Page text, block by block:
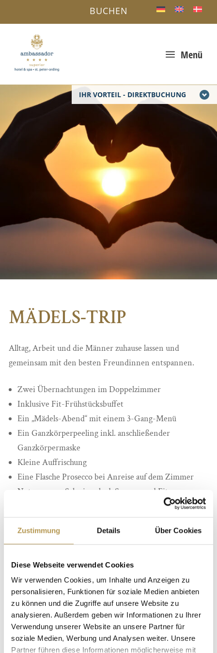
Zustimmung Details Über Cookies
Diese Webseite verwendet Cookies
Wir verwenden Cookies, um Inhalte und Anzeigen zu
personalisieren, Funktionen für soziale Medien anbieten
zu können und die Zugriffe auf unsere Website zu
analysieren. Außerdem geben wir Informationen zu Ihrer
Verwendung unserer Website an unsere Partner für
soziale Medien, Werbung und Analysen weiter. Unsere
Partner führen diese Informationen möglicherweise mit
IHR VORTEIL - DIREKTBUCHUNG
a Menü
BUCHEN
MÄDELS-TRIP
Alltag, Arbeit und die Männer zuhause lassen und
gemeinsam mit den besten Freundinnen entspannen.
Zwei Übernachtungen im Doppelzimmer
Inklusive Fit-Frühstücksbuffet
Ein „Mädels-Abend“ mit einem 3-Gang-Menü
Ein Ganzkörperpeeling inkl. anschließender
Ganzkörpermaske
Kleine Auffrischung
Eine Flasche Prosecco bei Anreise auf dem Zimmer
Nutzung von Schwimmbad, Saunen und Fitnessraum
Bereitstellung von flauschigen Bademänteln,
Badeslippern und Saunatüchern
Kostenfreies WLAN
Reisezeitraum: ganzjährig buchbar
JETZT BUCHEN